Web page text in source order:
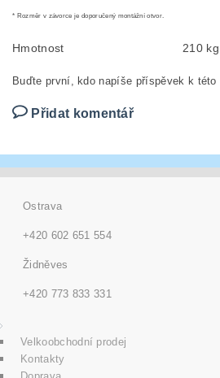
* Rozměr v závorce je doporučený montážní otvor.
Hmotnost 210 kg
Buďte první, kdo napíše příspěvek k této
Přidat komentář
Ostrava
+420 602 651 554
Židněves
+420 773 833 331
Velkoobchodní prodej
Kontakty